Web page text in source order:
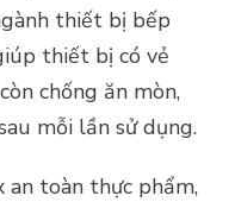
thiết bị bếp
thiết bị có vẻ
chống ăn mòn,
mỗi lần sử dụng.
an toàn thực phẩm,